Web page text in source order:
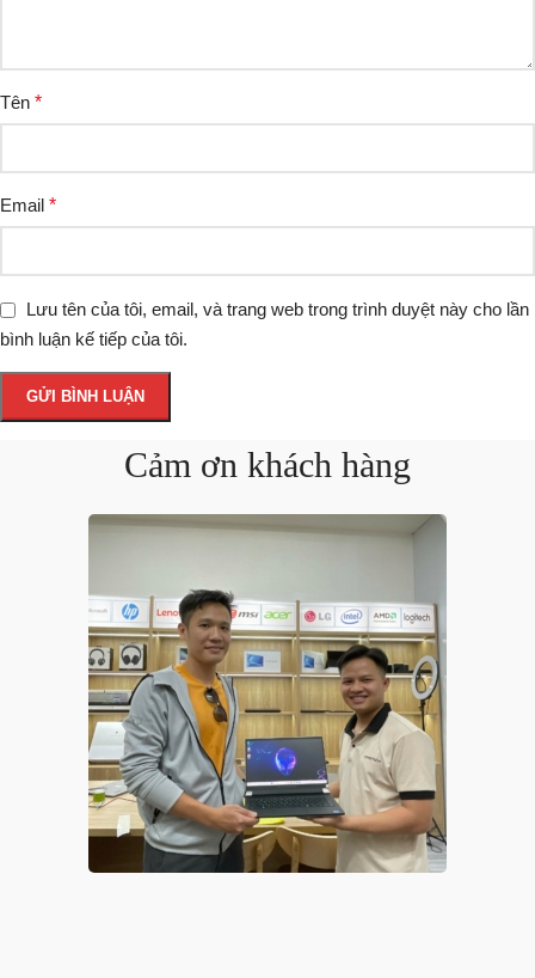
Tên *
Email *
Lưu tên của tôi, email, và trang web trong trình duyệt này cho lần
bình luận kế tiếp của tôi.
Cảm ơn khách hàng